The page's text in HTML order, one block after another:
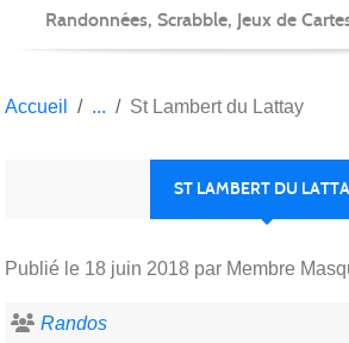
Randonnées, Scrabble, Jeux de
Accueil St Lambert du Lattay
ST LAMBERT DU
Publié le 18 juin 2018 par Membre
Randos